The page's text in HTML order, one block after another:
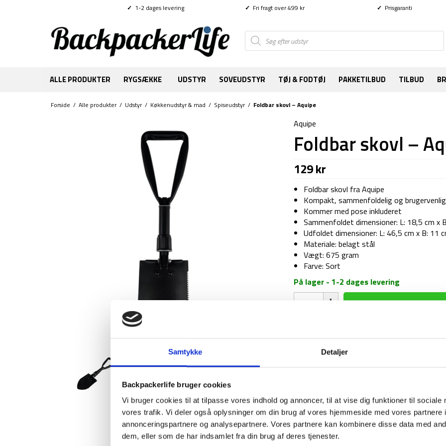
Samtykke Detaljer
Backpackerlife bruger cookies
Vi bruger cookies til at tilpasse vores indhold og annoncer, til at vise dig funktioner til sociale
vores trafik. Vi deler også oplysninger om din brug af vores hjemmeside med vores partnere
annonceringspartnere og analysepartnere. Vores partnere kan kombinere disse data med
dem, eller som de har indsamlet fra din brug af deres tjenester.
✓ 1-2 dages levering ✓ Fri fragt over 499 kr ✓ Prisgaranti
Products
search
ALLE PRODUKTER RYGSÆKKE UDSTYR SOVEUDSTYR TØJ & FODTØJ PAKKETILBUD TILBUD
Forside / Alle produkter/ Udstyr/ Køkkenudstyr & mad / Spiseudstyr/ Foldbar skovl – Aquipe
Aquipe
Foldbar skovl –
129kr
Foldbar skovl fra Aquipe
Kompakt, sammenfoldelig og brugervenlig
Kommer med pose inkluderet
Sammenfoldet dimensioner: L: 18,5 cm x
Udfoldet dimensioner: L: 46,5 cm x B: 11
Materiale: belagt stål
Vægt: 675 gram
Farve: Sort
På lager - 1-2 dages levering
Foldbar
antal
BESKRIVELSE
Den foldbare skovl fra Aquipe er nem at
måler sammenfoldet L: 18,5 cm x B: 11 cm